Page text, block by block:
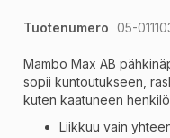
Tuotenumero 05-
Mambo Max AB
sopii kuntoutukseen,
kuten kaatuneen
Liikkuu vain